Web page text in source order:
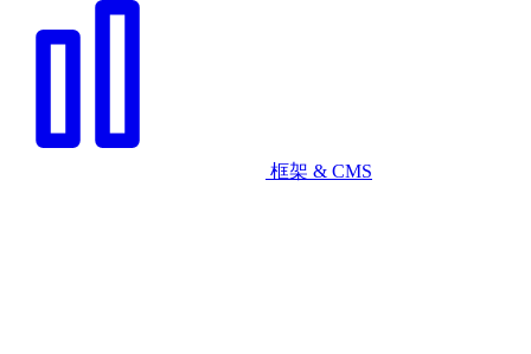
框架 & CMS